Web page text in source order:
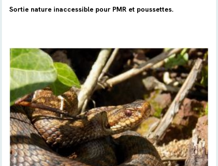
Sortie nature inaccessible pour PMR et poussettes.